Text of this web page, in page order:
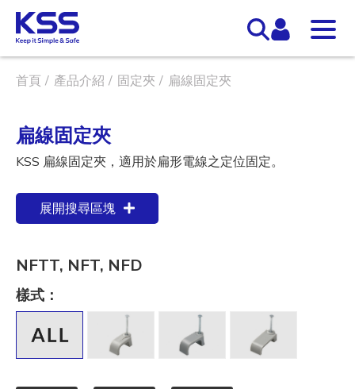
首頁 產品介紹 固定夾 扁線固定夾
扁線固定夾
KSS 扁線固定夾，適用於扁形電線之定位固定。
展開搜尋區塊
NFTT, NFT, NFD
樣式：